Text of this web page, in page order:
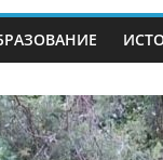
Ученики
В
суслики